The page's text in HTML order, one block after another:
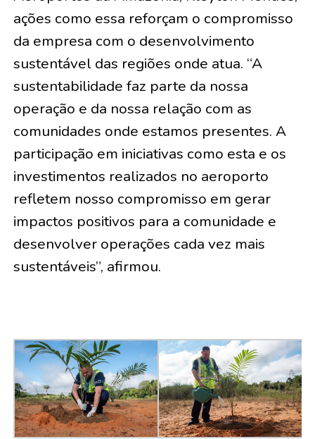
ações como essa reforçam o compromisso
da empresa com o desenvolvimento
sustentável das regiões onde atua. “A
sustentabilidade faz parte da nossa
operação e da nossa relação com as
comunidades onde estamos presentes. A
participação em iniciativas como esta e os
investimentos realizados no aeroporto
refletem nosso compromisso em gerar
impactos positivos para a comunidade e
desenvolver operações cada vez mais
sustentáveis”, afirmou.